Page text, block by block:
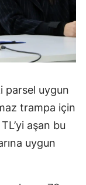
parsel uygun
trampa için
aşan bu
uygun